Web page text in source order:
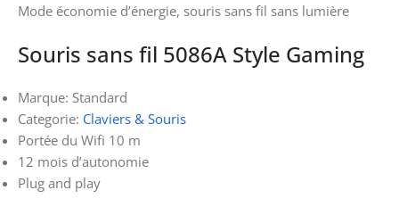
Mode économie d’énergie, souris sans fil sans lumière
Souris sans fil 5086A Style Gaming
Marque: Standard
Categorie: Claviers & Souris
Portée du Wifi 10 m
12 mois d’autonomie
Plug and play